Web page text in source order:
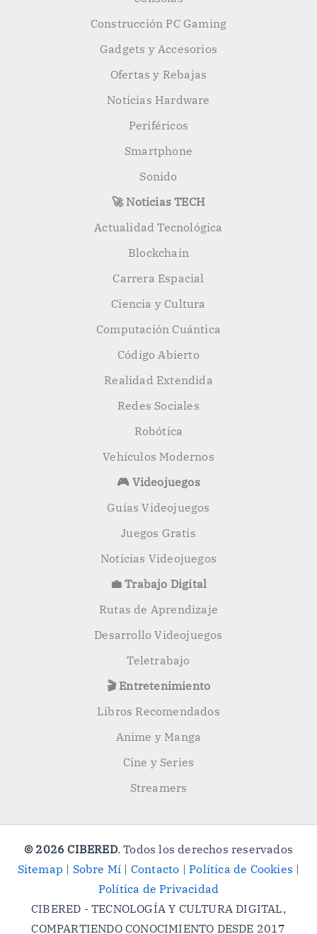
Construcción PC Gaming
Gadgets y Accesorios
Ofertas y Rebajas
Noticias Hardware
Periféricos
Smartphone
Sonido
🚀 Noticias TECH
Actualidad Tecnológica
Blockchain
Carrera Espacial
Ciencia y Cultura
Computación Cuántica
Código Abierto
Realidad Extendida
Redes Sociales
Robótica
Vehículos Modernos
🎮 Videojuegos
Guías Videojuegos
Juegos Gratis
Noticias Videojuegos
💼 Trabajo Digital
Rutas de Aprendizaje
Desarrollo Videojuegos
Teletrabajo
🎬 Entretenimiento
Libros Recomendados
Anime y Manga
Cine y Series
Streamers
© 2026 CIBERED. Todos los derechos reservados
Sitemap | Sobre Mí | Contacto |Política de Cookies |
Política de Privacidad
CIBERED - TECNOLOGÍA Y CULTURA DIGITAL,
COMPARTIENDO CONOCIMIENTO DESDE 2017